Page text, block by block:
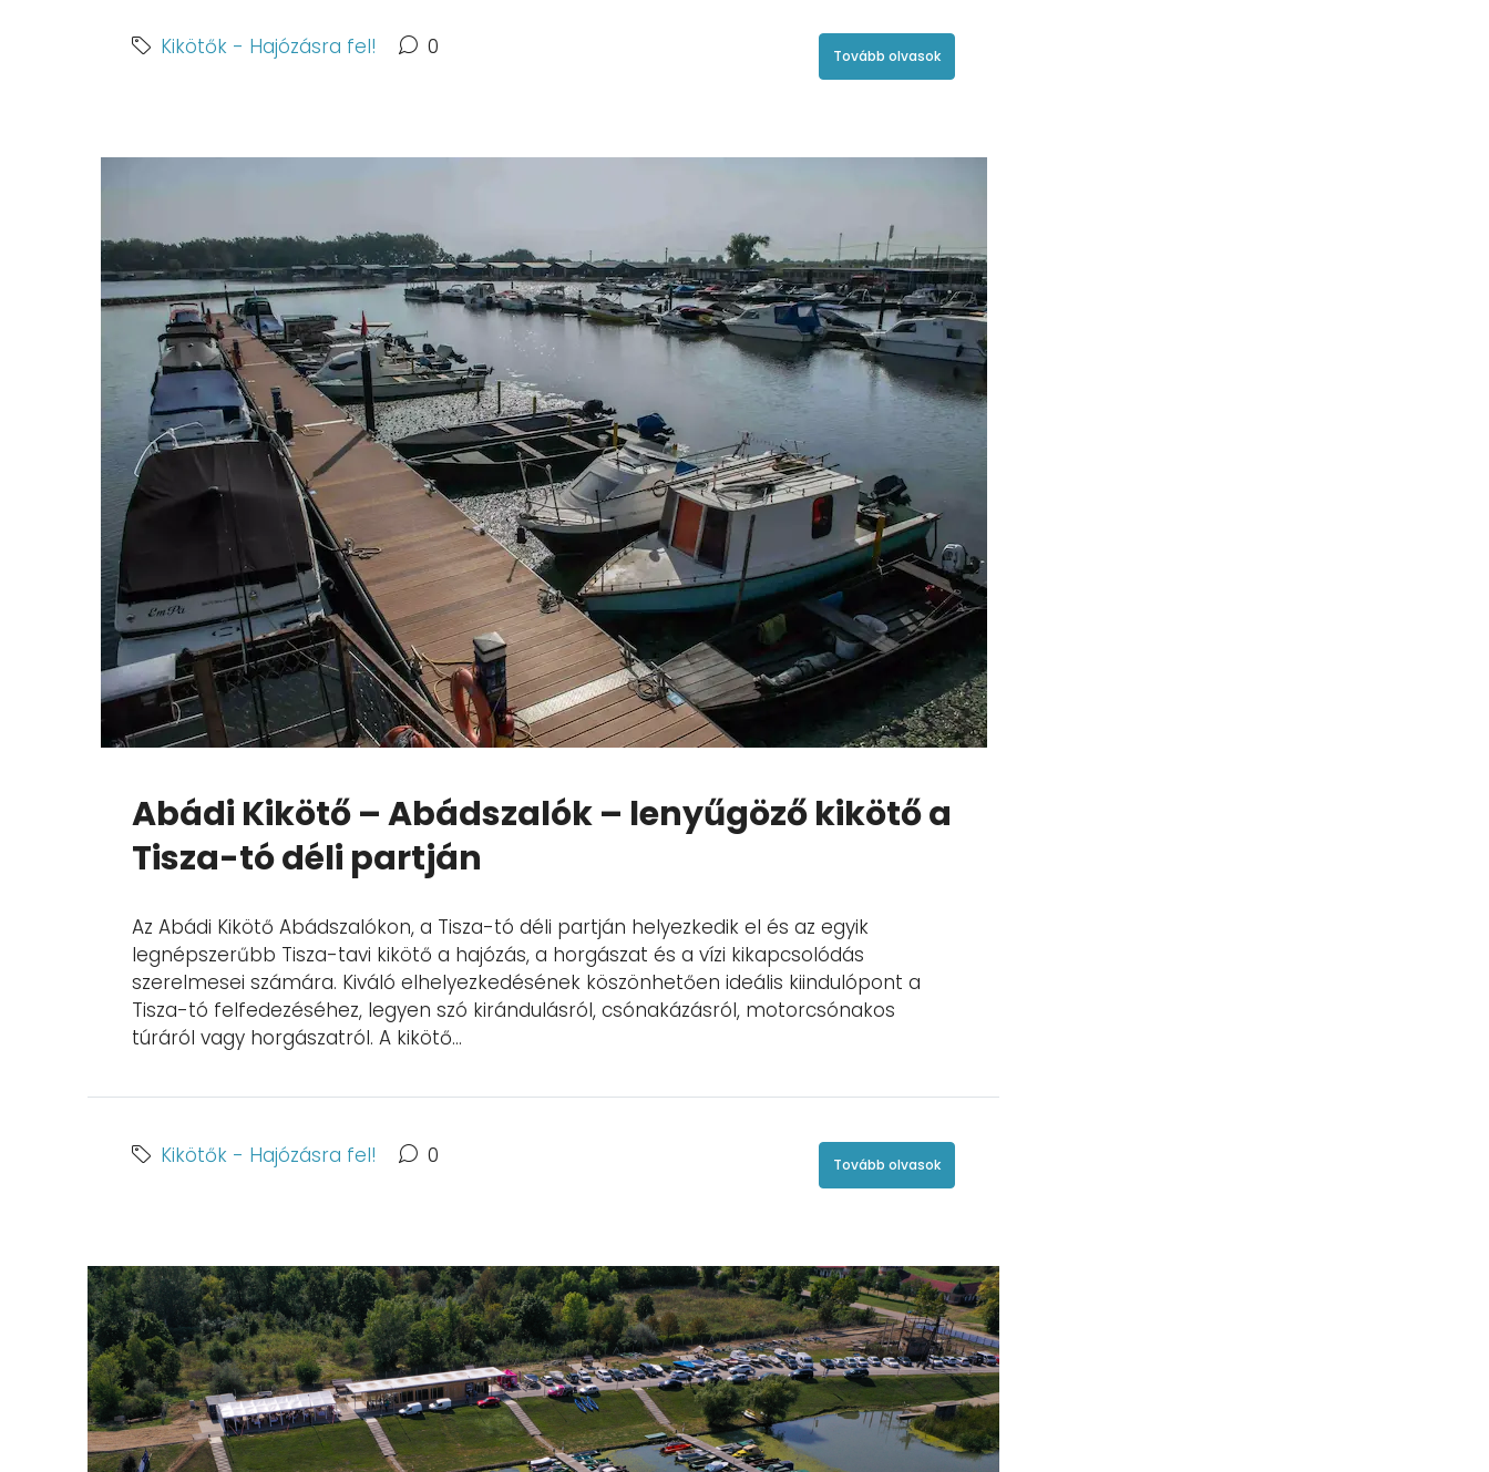
Kikötők - Hajózásra fel! 0 Tovább olvasok
Abádi Kikötő – Abádszalók – lenyűgöző kikötő a
Tisza-tó déli partján
Az Abádi Kikötő Abádszalókon, a Tisza-tó déli partján helyezkedik el és az egyik
legnépszerűbb Tisza-tavi kikötő a hajózás, a horgászat és a vízi kikapcsolódás
szerelmesei számára. Kiváló elhelyezkedésének köszönhetően ideális kiindulópont a
Tisza-tó felfedezéséhez, legyen szó kirándulásról, csónakázásról, motorcsónakos
túráról vagy horgászatról. A kikötő...
Kikötők - Hajózásra fel! 0 Tovább olvasok